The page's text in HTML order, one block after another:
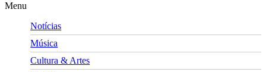
Menu
Notícias
Música
Cultura & Artes